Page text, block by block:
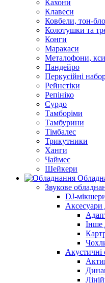
Кахони
Клавеси
Ковбели, тон-
Колотушки та
Конги
Маракаси
Металофони,
Пандейро
Перкусійні
Рейнстіки
Репініко
Сурдо
Тамборіми
Тамбурини
Тімбалес
Трикутники
Ханги
Чаймес
Шейкери
Звукове
DJ-
Аксесуари
Інше
Акустичні